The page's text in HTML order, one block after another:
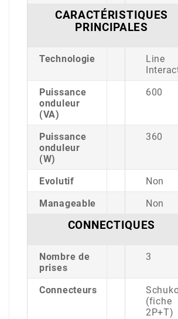
CARACTÉRISTIQUES
PRINCIPALES
Technologie
Line
Puissance
onduleur
(VA)
600
Puissance
onduleur
(W)
360
Evolutif
Non
Manageable
Non
CONNECTIQUES
Nombre de
prises
3
Connecteurs
(fiche
2P+T)